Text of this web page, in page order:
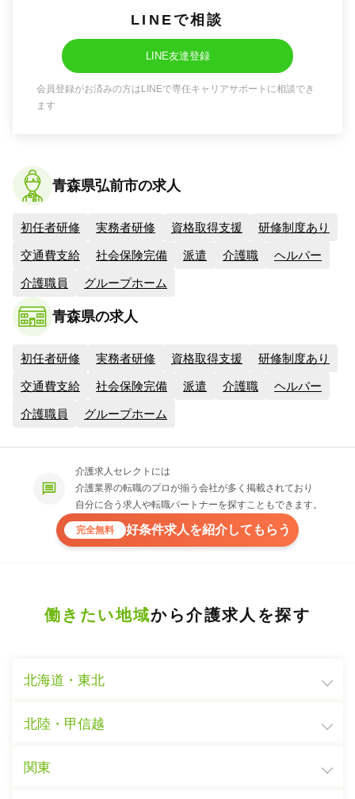
LINEで相談
LINE友達登録
会員登録がお済みの方はLINEで専任キャリアサポートに相談でき
ます
青森県弘前市の求人
初任者研修 実務者研修 資格取得支援 研修制度あり
交通費支給 社会保険完備 派遣 介護職 ヘルパー
介護職員 グループホーム
青森県の求人
初任者研修 実務者研修 資格取得支援 研修制度あり
交通費支給 社会保険完備 派遣 介護職 ヘルパー
介護職員 グループホーム
介護求人セレクトには
介護業界の転職のプロが揃う会社が多く掲載されており
自分に合う求人や転職パートナーを探すこともできます。
完全無料 好条件求人を紹介してもらう
働きたい地域から介護求人を探す
北海道・東北
北陸・甲信越
関東